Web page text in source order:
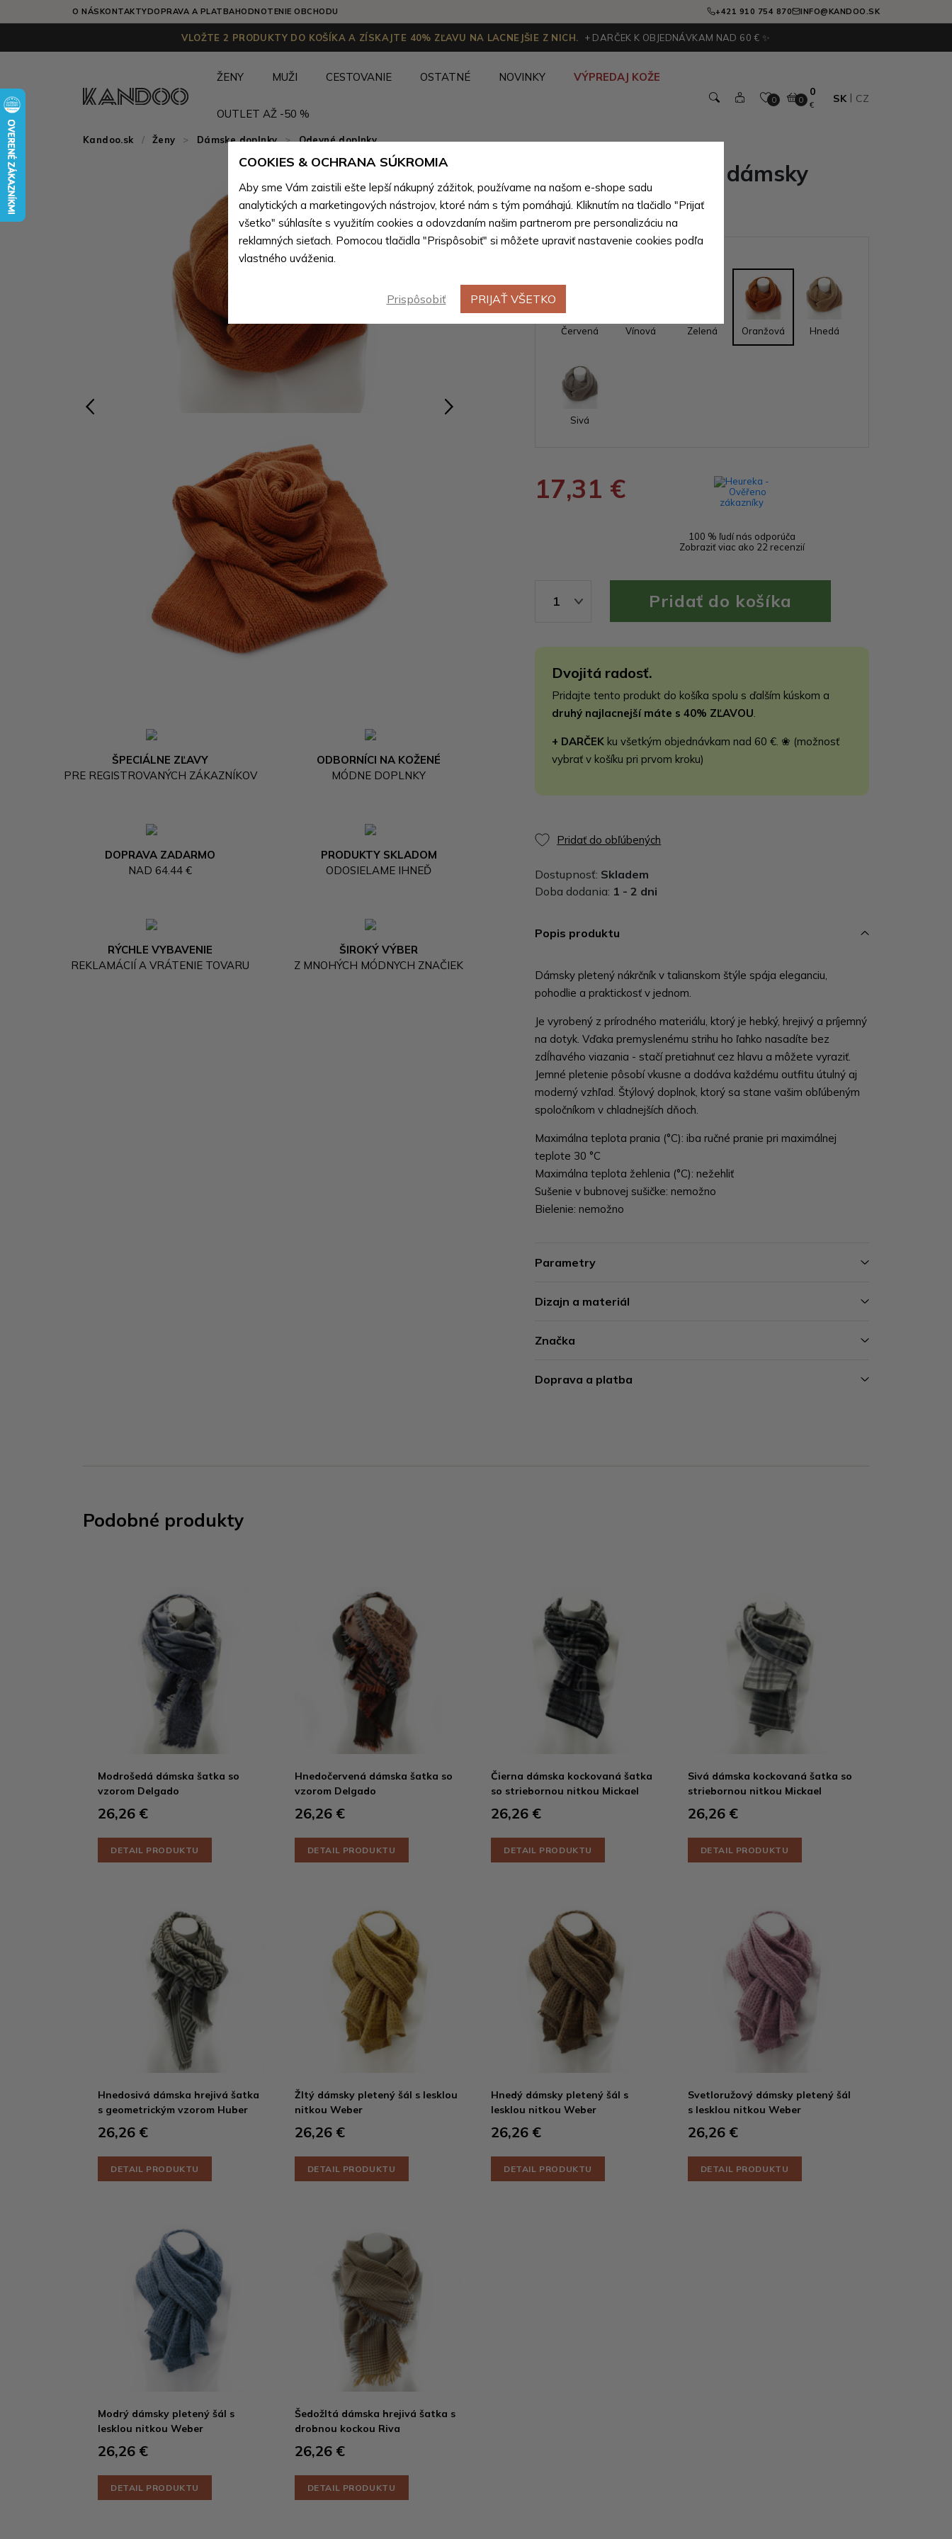
O NÁSKONTAKTYDOPRAVA A PLATBAHODNOTENIE OBCHODU +421 910 754 870 INFO@KANDOO.SK
VLOŽTE 2 PRODUKTY DO KOŠÍKA A ZÍSKAJTE 40% ZĽAVU NA LACNEJŠIE Z NICH. + DARČEK K OBJEDNÁVKAM NAD 60 € ✨
ŽENY MUŽI CESTOVANIE OSTATNÉ NOVINKY VÝPREDAJ KOŽE
OUTLET AŽ -50 %
0 0
0
€
SK CZ
Kandoo.sk Ženy > Dámske doplnky > Odevné doplnky
ŠPECIÁLNE ZĽAVY
PRE REGISTROVANÝCH ZÁKAZNÍKOV
ODBORNÍCI NA KOŽENÉ
MÓDNE DOPLNKY
DOPRAVA ZADARMO
NAD 64.44 €
PRODUKTY SKLADOM
ODOSIELAME IHNEĎ
RÝCHLE VYBAVENIE
REKLAMÁCIÍ A VRÁTENIE TOVARU
ŠIROKÝ VÝBER
Z MNOHÝCH MÓDNYCH ZNAČIEK
Oranžový pletený dámsky
nákrčník Rivera
Červená Vínová Zelená Oranžová Hnedá
Sivá
17,31 €
100 % ľudí nás odporúča
Zobraziť viac ako 22 recenzií
1
Dvojitá radosť.
Pridajte tento produkt do košíka spolu s ďalším kúskom a
druhý najlacnejší máte s 40% ZĽAVOU.
+ DARČEK ku všetkým objednávkam nad 60 €. ❀ (možnosť
vybrať v košíku pri prvom kroku)
Pridať do obľúbených
Dostupnosť: Skladem
Doba dodania: 1 - 2 dni
Popis produktu
Dámsky pletený nákrčník v talianskom štýle spája eleganciu,
pohodlie a praktickosť v jednom.
Je vyrobený z prírodného materiálu, ktorý je hebký, hrejivý a príjemný
na dotyk. Vďaka premyslenému strihu ho ľahko nasadíte bez
zdĺhavého viazania - stačí pretiahnuť cez hlavu a môžete vyraziť.
Jemné pletenie pôsobí vkusne a dodáva každému outfitu útulný aj
moderný vzhľad. Štýlový doplnok, ktorý sa stane vašim obľúbeným
spoločníkom v chladnejších dňoch.
Maximálna teplota prania (°C): iba ručné pranie pri maximálnej
teplote 30 °C
Maximálna teplota žehlenia (°C): nežehliť
Sušenie v bubnovej sušičke: nemožno
Bielenie: nemožno
Parametry
Dizajn a materiál
Značka
Doprava a platba
Podobné produkty
Modrošedá dámska šatka so
vzorom Delgado
26,26 €
DETAIL PRODUKTU
Hnedočervená dámska šatka so
vzorom Delgado
26,26 €
DETAIL PRODUKTU
Čierna dámska kockovaná šatka
so striebornou nitkou Mickael
26,26 €
DETAIL PRODUKTU
Sivá dámska kockovaná šatka so
striebornou nitkou Mickael
26,26 €
DETAIL PRODUKTU
Hnedosivá dámska hrejivá šatka
s geometrickým vzorom Huber
26,26 €
DETAIL PRODUKTU
Žltý dámsky pletený šál s lesklou
nitkou Weber
26,26 €
DETAIL PRODUKTU
Hnedý dámsky pletený šál s
lesklou nitkou Weber
26,26 €
DETAIL PRODUKTU
Svetloružový dámsky pletený šál
s lesklou nitkou Weber
26,26 €
DETAIL PRODUKTU
Modrý dámsky pletený šál s
lesklou nitkou Weber
26,26 €
DETAIL PRODUKTU
Šedožltá dámska hrejivá šatka s
drobnou kockou Riva
26,26 €
DETAIL PRODUKTU
COOKIES & OCHRANA SÚKROMIA
Aby sme Vám zaistili ešte lepší nákupný zážitok, používame na našom e-shope sadu
analytických a marketingových nástrojov, ktoré nám s tým pomáhajú. Kliknutím na tlačidlo "Prijať
všetko" súhlasíte s využitím cookies a odovzdaním našim partnerom pre personalizáciu na
reklamných sieťach. Pomocou tlačidla "Prispôsobiť" si môžete upraviť nastavenie cookies podľa
vlastného uváženia.
Prispôsobiť PRIJAŤ VŠETKO